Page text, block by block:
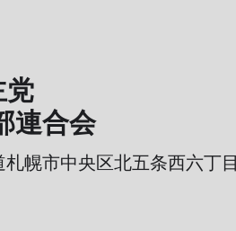
党
連合会
札幌市中央区北五条西六丁目